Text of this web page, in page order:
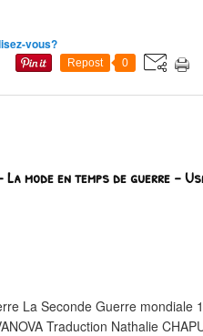
vous?
Repost 0
mode en temps de guerre –
La Seconde Guerre mondiale
Traduction Nathalie